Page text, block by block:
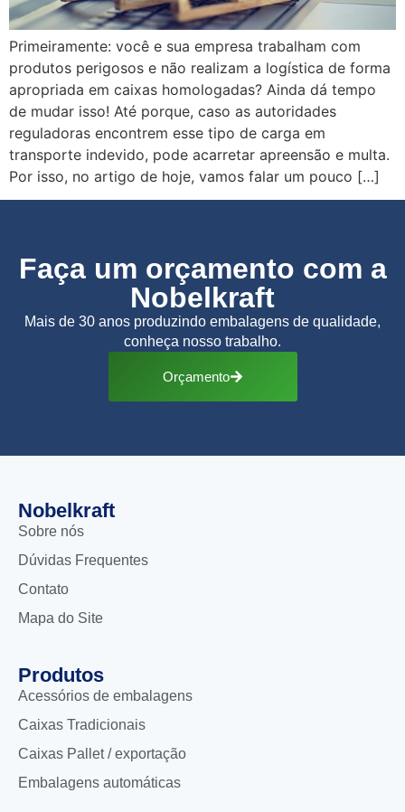
Primeiramente: você e sua empresa trabalham com
produtos perigosos e não realizam a logística de forma
apropriada em caixas homologadas? Ainda dá tempo
de mudar isso! Até porque, caso as autoridades
reguladoras encontrem esse tipo de carga em
transporte indevido, pode acarretar apreensão e multa.
Por isso, no artigo de hoje, vamos falar um pouco […]
Faça um orçamento com a
Nobelkraft
Mais de 30 anos produzindo embalagens de qualidade,
conheça nosso trabalho.
Orçamento
Nobelkraft
Sobre nós
Dúvidas Frequentes
Contato
Mapa do Site
Produtos
Acessórios de embalagens
Caixas Tradicionais
Caixas Pallet / exportação
Embalagens automáticas